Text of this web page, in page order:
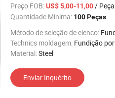
Preço FOB:US$ 5,00-11,00 / Peça
Quantidade Mínima: 100 Peças
Método de seleção de elenco:
Technics moldagem: Fundição
Material:Steel
Enviar Inquérito